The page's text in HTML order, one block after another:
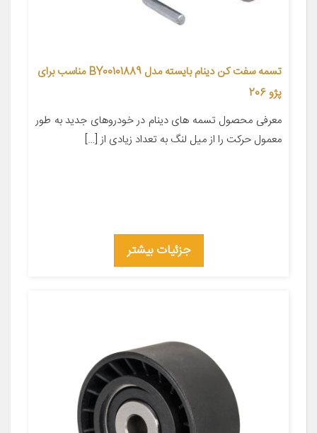
تسمه سفت کن دینام بایسته مدل BY00101889 مناسب برای
پژو 206
معرفی محصول تسمه های دینام در خودروهای جدید به طور
معمول حرکت را از میل لنگ به تعداد زیادی از […]
جزئیات بیشتر